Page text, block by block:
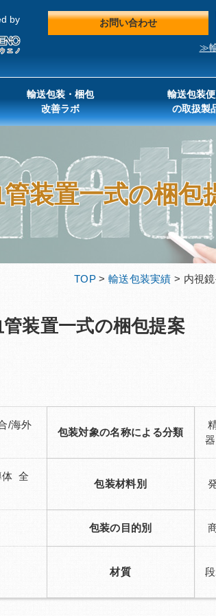
by お問い合わせ
≫
輸送包装・梱包
改善ラボ
輸送包装
の取扱製
装置一式の梱包
TOP > 輸送包装実績 > 内視
装置一式の梱包提案
/海外
包装対象の名称による分類
体 全
包装材料別
包装の目的別
材質